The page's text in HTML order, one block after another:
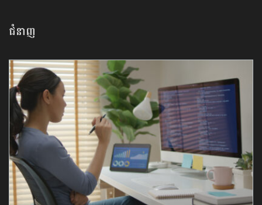
ជំនាញ